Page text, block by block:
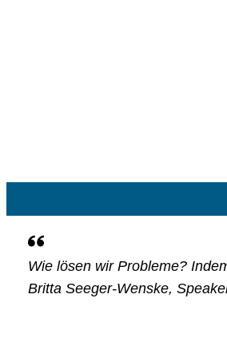
Wie lösen wir Probleme?
Britta Seeger-Wenske,